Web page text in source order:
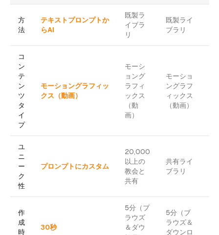
方
法
テキストプロンプトか
らAI
既製ラ
イブラ
リ
既製ライ
ブラリ
コ
ン
テ
ン
ツ
タ
イ
プ
モーショングラフィッ
クス（動画）
モーシ
ョング
ラフィ
ックス
（動
画）
モーショ
ングラフ
ィックス
（動画）
ユ
ニ
ー
ク
性
プロンプトにカスタム
20,000
以上の
教会と
共有
共有ライ
ブラリ
作
成
時
30秒
5分（ブ
ラウズ
＆ダウ
5分（ブ
ラウズ＆
ダウンロ